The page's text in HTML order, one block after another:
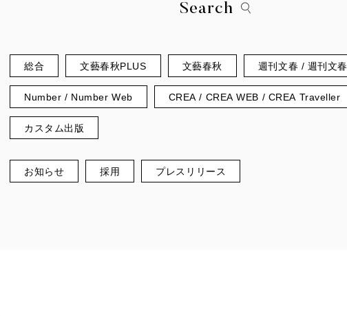
Search
総合 文藝春秋PLUS 文藝春秋 週刊文春 / 週刊文
Number / Number Web CREA / CREA WEB / CREA Traveller
カスタム出版
お知らせ 採用 プレスリリース